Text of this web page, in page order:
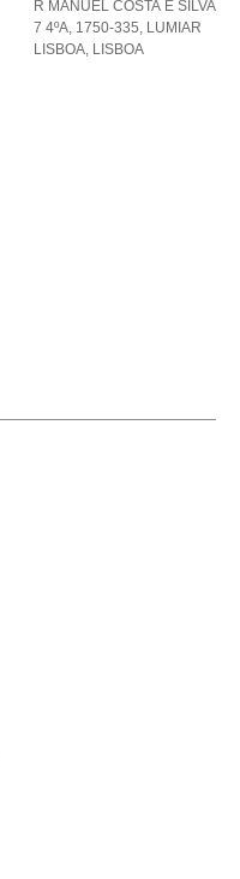
R MANUEL COSTA E SILVA
7 4ºA, 1750-335, LUMIAR
LISBOA, LISBOA